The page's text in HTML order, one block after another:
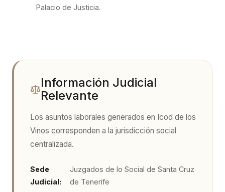
Palacio de Justicia.
Información Judicial
Relevante
Los asuntos laborales generados en Icod de los
Vinos corresponden a la jurisdicción social
centralizada.
Sede
Judicial:
Juzgados de lo Social de Santa Cruz
de Tenerife